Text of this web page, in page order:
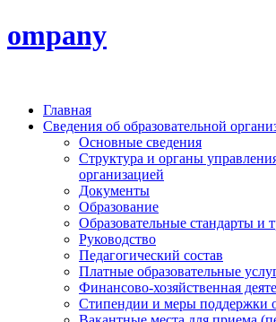
ompany
Главная
Сведения об образовательной
Основные сведения
Структура и органы
организацией
Документы
Образование
Образовательные стандарты и
Руководство
Педагогический состав
Платные образовательные
Финансово-хозяйственная
Стипендии и меры поддержки